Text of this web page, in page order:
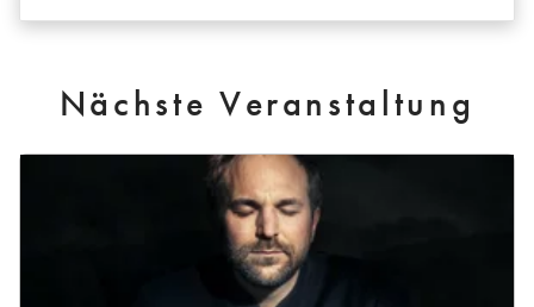
Nächste Veranstaltung